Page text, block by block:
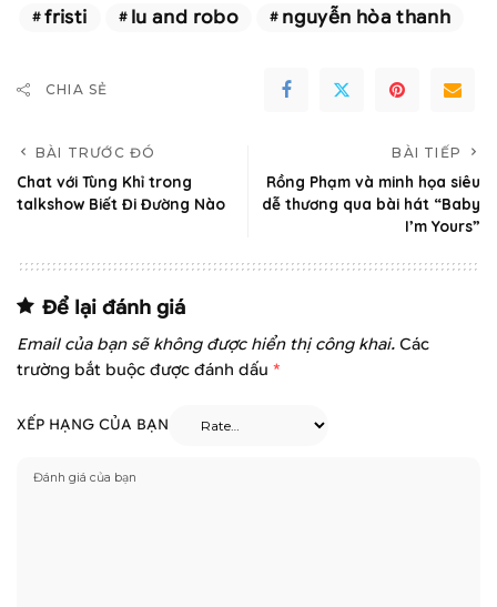
fristi
lu and robo nguyễn hòa thanh
CHIA SẺ
BÀI TRƯỚC ĐÓ
Chat với Tùng Khỉ trong
talkshow Biết Đi Đường Nào
BÀI TIẾP
Rồng Phạm và minh họa siêu
dễ thương qua bài hát “Baby
I’m Yours”
Để lại đánh giá
Email của bạn sẽ không được hiển thị công khai. Các
trường bắt buộc được đánh dấu *
XẾP HẠNG CỦA BẠN